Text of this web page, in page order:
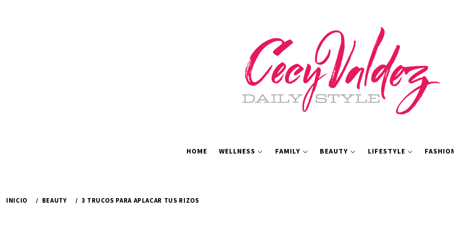
HOME WELLNESS FAMILY BEAUTY LIFESTYLE
INICIO BEAUTY 3 TRUCOS PARA APLACAR TUS RIZOS